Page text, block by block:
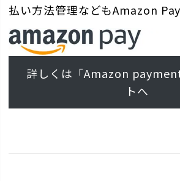
払い方法管理などもAmazon Pay
詳しくは「Amazon
トへ